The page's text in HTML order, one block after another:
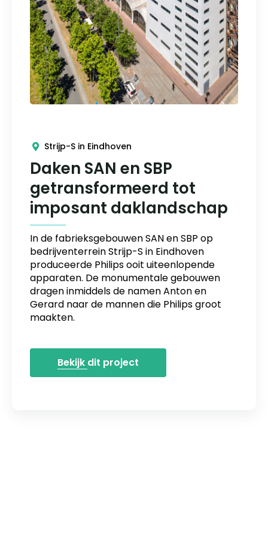
Strijp-S in Eindhoven
Daken SAN en SBP
getransformeerd tot
imposant daklandschap
In de fabrieksgebouwen SAN en SBP op
bedrijventerrein Strijp-S in Eindhoven
produceerde Philips ooit uiteenlopende
apparaten. De monumentale gebouwen
dragen inmiddels de namen Anton en
Gerard naar de mannen die Philips groot
maakten.
Bekijk dit project